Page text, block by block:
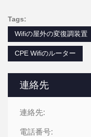
連絡先
連絡先:
電話番号:
Tags:
Wifiの屋外の変復調装置
CPE Wifiのルーター